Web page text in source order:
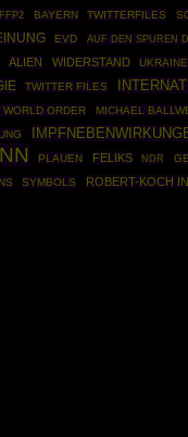
FFP2 BAYERN TWITTERFILES
EVD AUF DEN SPUREN
ALIEN WIDERSTAND
TWITTER FILES
WORLD ORDER MICHAEL
PLAUEN FELIKS NDR
SYMBOLS ROBERT-KOCH